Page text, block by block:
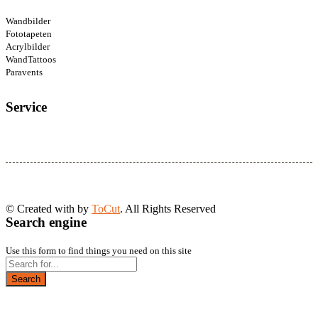
Wandbilder
Fototapeten
Acrylbilder
WandTattoos
Paravents
Service
© Created with by ToCut. All Rights Reserved
Search engine
Use this form to find things you need on this site
Search